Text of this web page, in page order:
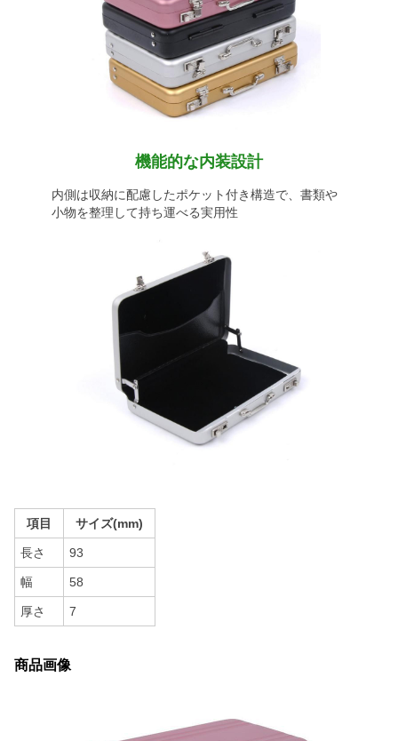
機能的な内装設計
内側は収納に配慮したポケット付き構造で、書類や
小物を整理して持ち運べる実用性
項目 サイズ(mm)
長さ 93
幅 58
厚さ 7
商品画像